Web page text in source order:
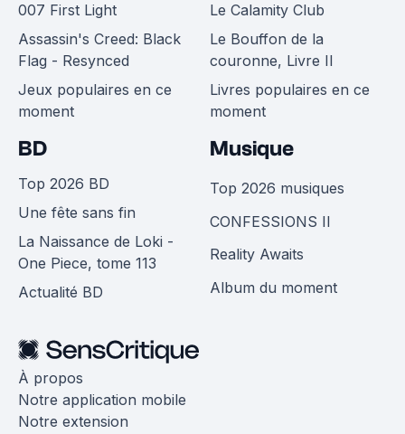
007 First Light
Assassin's Creed: Black
Flag - Resynced
Jeux populaires en ce
moment
Le Calamity Club
Le Bouffon de la
couronne, Livre II
Livres populaires en ce
moment
BD
Top 2026 BD
Une fête sans fin
La Naissance de Loki -
One Piece, tome 113
Actualité BD
Musique
Top 2026 musiques
CONFESSIONS II
Reality Awaits
Album du moment
À propos
Notre application mobile
Notre extension